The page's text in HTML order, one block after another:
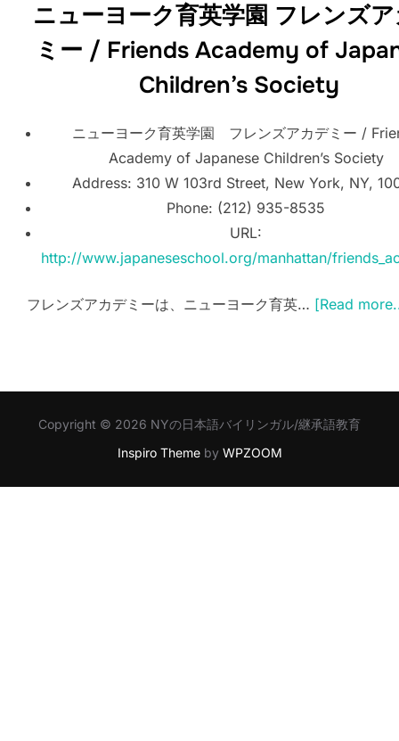
ニューヨーク育英学園 フレンズ
ミー / Friends Academy of
Children’s Society
ニューヨーク育英学園 フレンズアカデミー /
Academy of Japanese Children’s Society
Address: 310 W 103rd Street, New York, NY,
Phone: (212) 935-8535
URL:
http://www.japaneseschool.org/manhattan/
フレンズアカデミーは、ニューヨーク育英… [Read
Copyright © 2026 NYの日本語バイリンガル/継承語教育
Inspiro Themeby WPZOOM